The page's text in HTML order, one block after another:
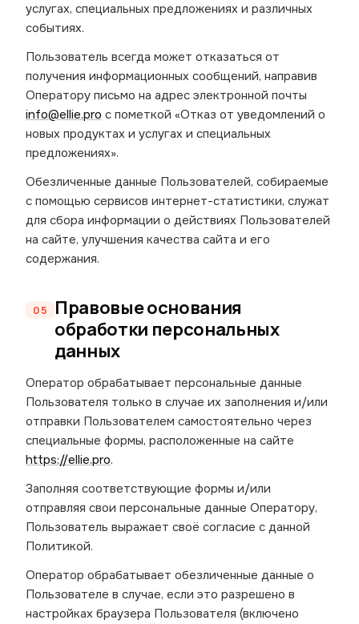
услугах, специальных предложениях и различных
событиях.
Пользователь всегда может отказаться от
получения информационных сообщений, направив
Оператору письмо на адрес электронной почты
info@ellie.pro с пометкой «Отказ от уведомлений о
новых продуктах и услугах и специальных
предложениях».
Обезличенные данные Пользователей, собираемые
с помощью сервисов интернет-статистики, служат
для сбора информации о действиях Пользователей
на сайте, улучшения качества сайта и его
содержания.
Правовые основания
обработки персональных
данных
Оператор обрабатывает персональные данные
Пользователя только в случае их заполнения и/или
отправки Пользователем самостоятельно через
специальные формы, расположенные на сайте
https://ellie.pro.
Заполняя соответствующие формы и/или
отправляя свои персональные данные Оператору,
Пользователь выражает своё согласие с данной
Политикой.
Оператор обрабатывает обезличенные данные о
Пользователе в случае, если это разрешено в
настройках браузера Пользователя (включено